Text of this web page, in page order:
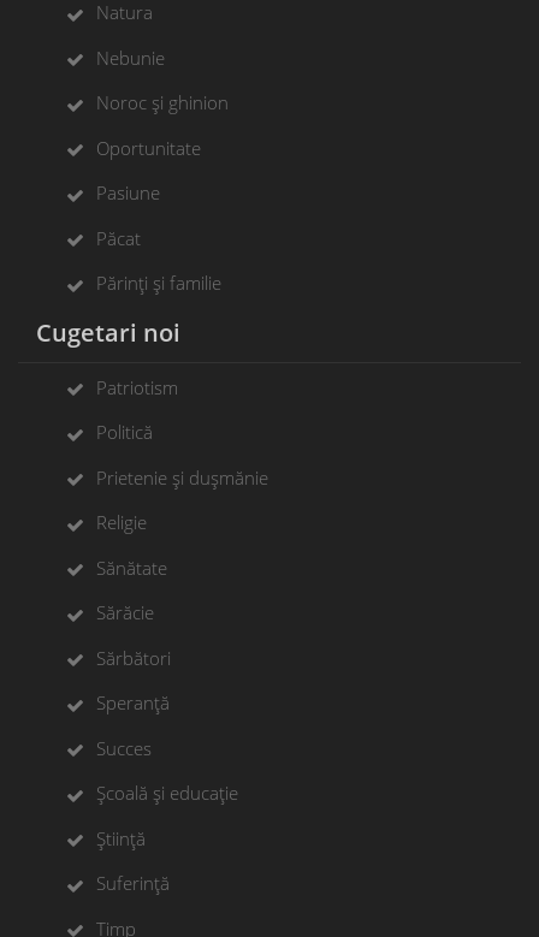
Natura
Nebunie
Noroc și ghinion
Oportunitate
Pasiune
Păcat
Părinți și familie
Cugetari noi
Patriotism
Politică
Prietenie și dușmănie
Religie
Sănătate
Sărăcie
Sărbători
Speranță
Succes
Școală și educație
Știință
Suferință
Timp